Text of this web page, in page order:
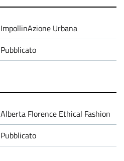
ImpollinAzione Urbana
Pubblicato
Alberta Florence Ethical Fashion
Pubblicato